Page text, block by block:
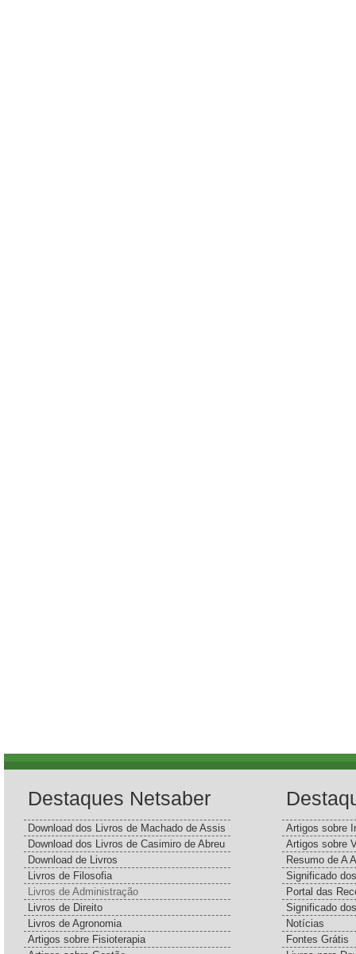
Destaques Netsaber
Download dos Livros de Machado de Assis
Download dos Livros de Casimiro de Abreu
Download de Livros
Livros de Filosofia
Livros de Administração
Livros de Direito
Livros de Agronomia
Artigos sobre Fisioterapia
Artigos sobre
Artigos sobre
Resumo de A
Significado
Portal das
Significado
Notícias
Fontes Grátis